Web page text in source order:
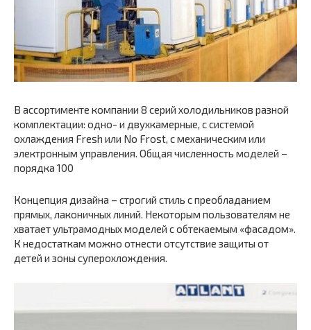
В ассортименте компании 8 серий холодильников разной
комплектации: одно- и двухкамерные, с системой
охлаждения Fresh или No Frost, с механическим или
электронным управления. Общая численность моделей –
порядка 100
Концепция дизайна – строгий стиль с преобладанием
прямых, лаконичных линий. Некоторым пользователям не
хватает ультрамодных моделей с обтекаемым «фасадом».
К недостаткам можно отнести отсутствие защиты от
детей и зоны суперохлождения.